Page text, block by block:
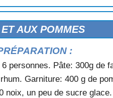
AUX POMMES
:
6 personnes. Pâte: 300g de
Garniture: 400 g de
noix, un peu de sucre glace.